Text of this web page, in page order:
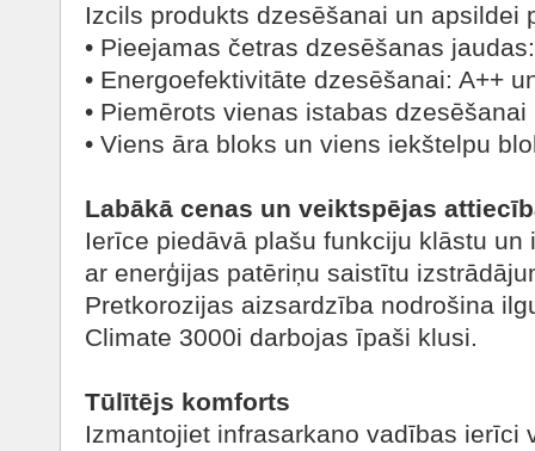
Izcils produkts dzesēšanai un apsildei
• Pieejamas četras dzesēšanas
• Energoefektivitāte dzesēšanai: A++
• Piemērots vienas istabas dzesēšanai
• Viens āra bloks un viens iekštelpu
Labākā cenas un veiktspējas
Ierīce piedāvā plašu funkciju klāstu
ar enerģijas patēriņu saistītu
Pretkorozijas aizsardzība nodrošina
Climate 3000i darbojas īpaši klusi.
Tūlītējs komforts
Izmantojiet infrasarkano vadības ierīci